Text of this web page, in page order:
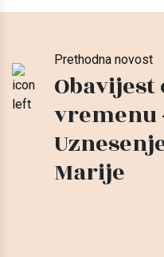
Prethodna novost
vremenu
Marije